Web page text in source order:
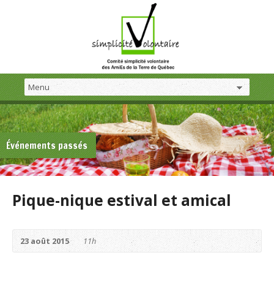
Événements passés
Pique-nique estival et amical
23 août 2015 11h